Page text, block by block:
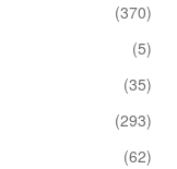
(370)
(5)
(35)
(293)
(62)